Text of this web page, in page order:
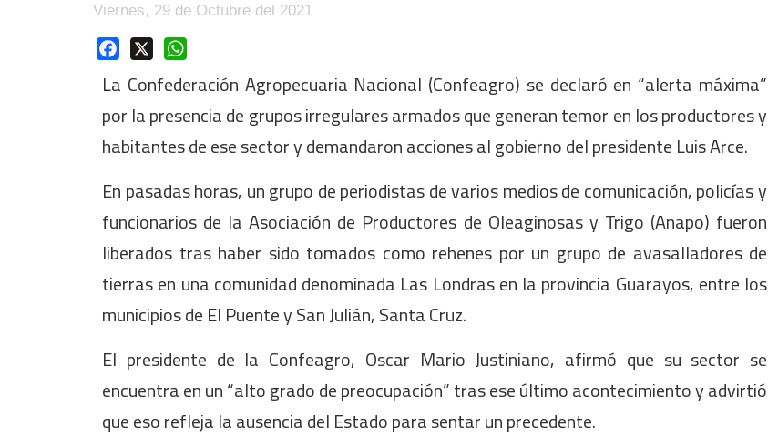
Viernes, 29 de Octubre del 2021
Facebook
La Confederación Agropecuaria Nacional (Confeagro) se declaró en “alerta máxima”
por la presencia de grupos irregulares armados que generan temor en los productores y
habitantes de ese sector y demandaron acciones al gobierno del presidente Luis Arce.
En pasadas horas, un grupo de periodistas de varios medios de comunicación, policías y
funcionarios de la Asociación de Productores de Oleaginosas y Trigo (Anapo) fueron
liberados tras haber sido tomados como rehenes por un grupo de avasalladores de
tierras en una comunidad denominada Las Londras en la provincia Guarayos, entre los
municipios de El Puente y San Julián, Santa Cruz.
El presidente de la Confeagro, Oscar Mario Justiniano, afirmó que su sector se
encuentra en un “alto grado de preocupación” tras ese último acontecimiento y advirtió
que eso refleja la ausencia del Estado para sentar un precedente.